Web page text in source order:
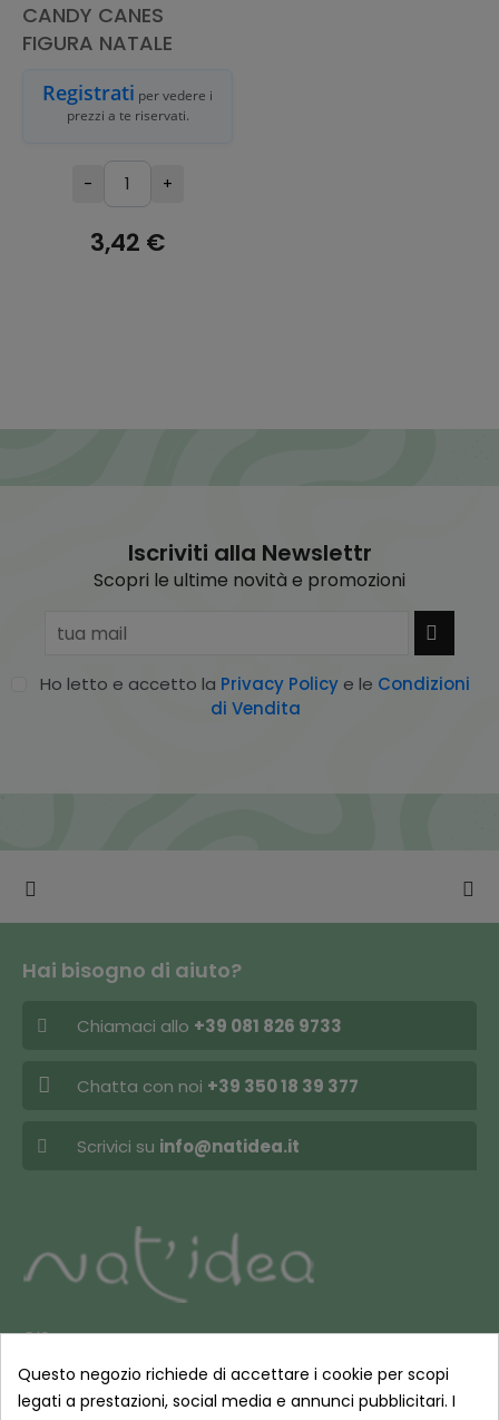
CANDY CANES
FIGURA NATALE
Registrati per vedere i
prezzi a te riservati.
- +
3,42 €
Iscriviti alla Newslettr
Scopri le ultime novità e promozioni
Ho letto e accetto la Privacy Policy e le Condizioni
di Vendita
anche su
Hai bisogno di aiuto?
Chiamaci allo +39 081 826 9733
Chatta con noi +39 350 18 39 377
Scrivici su info@natidea.it
CIS
Isola 7 Lotto 712-713,
80035 Nola NA
Questo negozio richiede di accettare i cookie per scopi
legati a prestazioni, social media e annunci pubblicitari. I